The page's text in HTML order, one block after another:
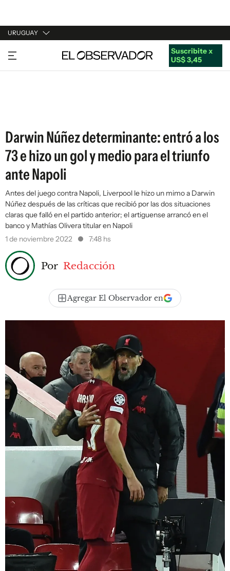
URUGUAY
URUGUAY
ARGENTINA
Suscribite x
US$ 3,45
Darwin Núñez determinante: entró a los
73 e hizo un gol y medio para el triunfo
ante Napoli
Antes del juego contra Napoli, Liverpool le hizo un mimo a Darwin
Núñez después de las críticas que recibió por las dos situaciones
claras que falló en el partido anterior; el artiguense arrancó en el
banco y Mathías Olivera titular en Napoli
1 de noviembre 2022
7:48 hs
Por Redacción
Agregar El Observador en